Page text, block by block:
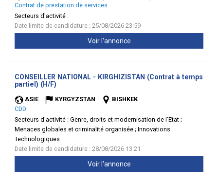
Contrat de prestation de services
Secteurs d'activité :
Date limite de candidature : 25/08/2026 23:59
Voir l'annonce
CONSEILLER NATIONAL - KIRGHIZISTAN (Contrat à temps
partiel) (H/F)
ASIE KYRGYZSTAN
BISHKEK
CDD
Secteurs d'activité : Genre, droits et modernisation de l'Etat ;
Menaces globales et criminalité organisée ; Innovations
Technologiques
Date limite de candidature : 28/08/2026 13:21
Voir l'annonce